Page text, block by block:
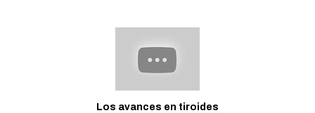
Los avances en tiroides